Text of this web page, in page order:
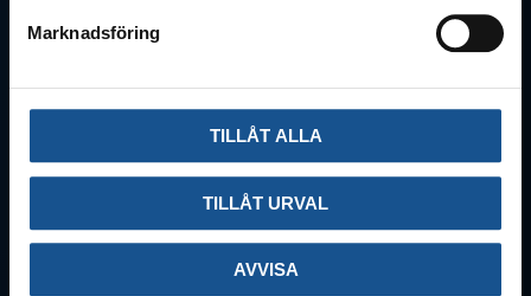
Marknadsföring
TILLÅT ALLA
TILLÅT URVAL
AVVISA
I Mina Sidor samlas all information på en plats. Användare
får en tydlig upplevelse eftersom endast nödvändig
information finns tillgänglig. Gränssnittet skapar en
lättarbetad miljö och är speciellt utformad för
sällananvändare, såsom chefer och medarbetare. Det som
visas kan till exempel vara delar av ett arkiv, ett formulär,